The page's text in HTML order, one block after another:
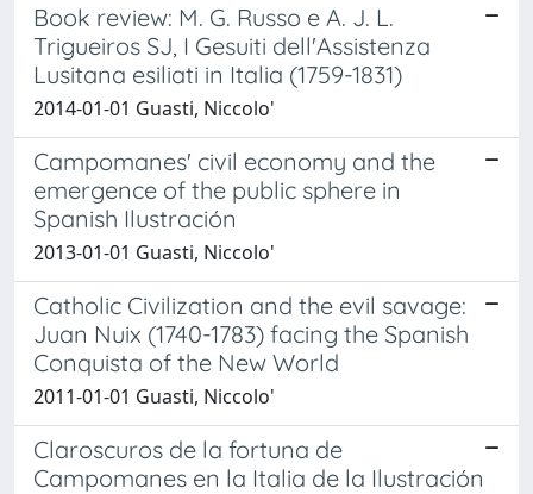
Book review: M. G. Russo e A. J. L.
Trigueiros SJ, I Gesuiti dell'Assistenza
Lusitana esiliati in Italia (1759-1831)
2014-01-01 Guasti, Niccolo'
Campomanes' civil economy and the
emergence of the public sphere in
Spanish Ilustración
2013-01-01 Guasti, Niccolo'
Catholic Civilization and the evil savage:
Juan Nuix (1740-1783) facing the Spanish
Conquista of the New World
2011-01-01 Guasti, Niccolo'
Claroscuros de la fortuna de
Campomanes en la Italia de la Ilustración